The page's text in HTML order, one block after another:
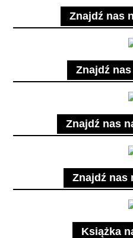
Znajdź nas
Znajdź
Znajdź nas
Znajdź nas
Książka